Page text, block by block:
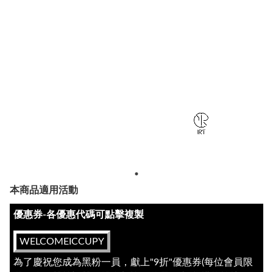
本商品適用活動
優惠券-各優惠代碼可點擊複製
WELCOMEICCUPY
為了慶祝您成為黑粉一員，獻上"9折"優惠券(每位會員限